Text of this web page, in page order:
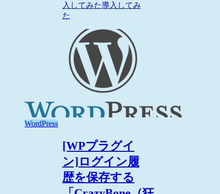
入してみた導入してみ
た
WordPress
[WPプラグイ
ン]ログイン履
歴を保存する